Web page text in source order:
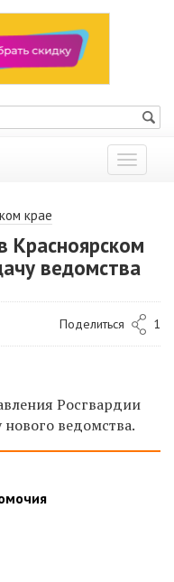
Показать
меню
крае
Красноярском
ведомства
Поделиться 1
Росгвардии
ведомства.